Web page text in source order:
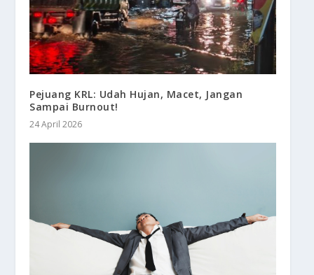
Pejuang KRL: Udah Hujan, Macet, Jangan
Sampai Burnout!
24 April 2026